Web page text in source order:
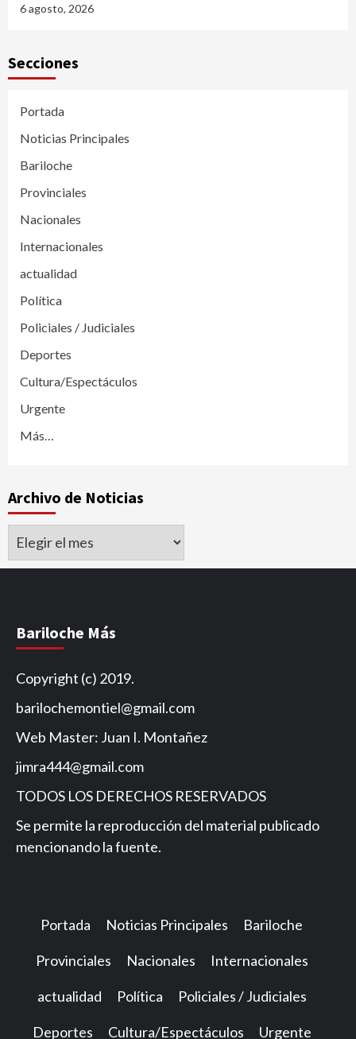
6 agosto, 2026
Secciones
Portada
Noticias Principales
Bariloche
Provinciales
Nacionales
Internacionales
actualidad
Política
Policiales / Judiciales
Deportes
Cultura/Espectáculos
Urgente
Más…
Archivo de Noticias
Archivo
Bariloche Más
Copyright (c) 2019.
barilochemontiel@gmail.com
Web Master: Juan I. Montañez
jimra444@gmail.com
TODOS LOS DERECHOS RESERVADOS
Se permite la reproducción del material publicado
mencionando la fuente.
Portada Noticias Principales Bariloche
Provinciales Nacionales Internacionales
actualidad Política Policiales / Judiciales
Deportes Cultura/Espectáculos Urgente